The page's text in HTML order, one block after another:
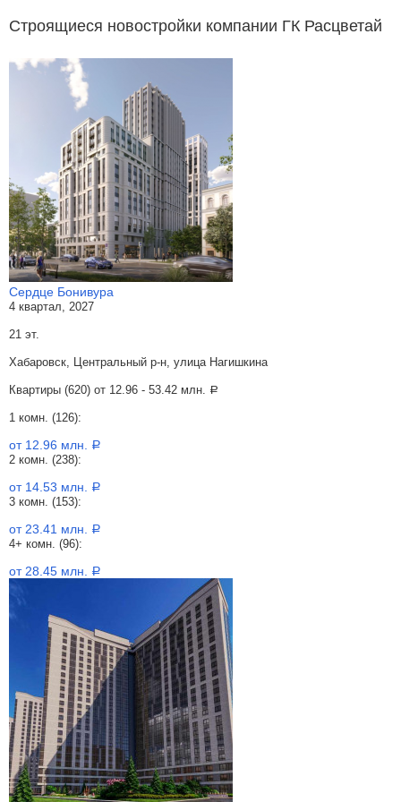
Строящиеся новостройки компании ГК Расцветай
Сердце Бонивура
4 квартал, 2027
21 эт.
Хабаровск, Центральный р-н, улица Нагишкина
Квартиры (620) от 12.96 - 53.42 млн. a
1 комн. (126):
от 12.96 млн. a
2 комн. (238):
от 14.53 млн. a
3 комн. (153):
от 23.41 млн. a
4+ комн. (96):
от 28.45 млн. a